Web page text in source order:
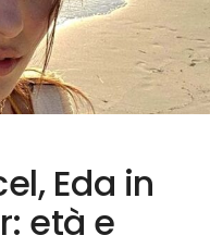
Eda in
età e